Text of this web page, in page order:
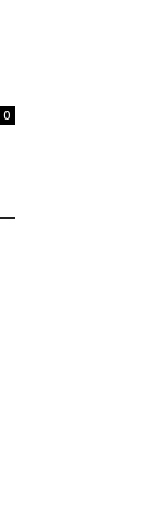
0